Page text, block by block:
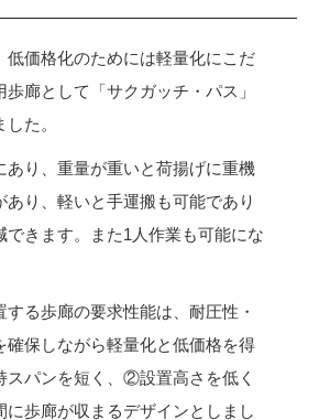
低価格化のためには軽量化にこだ
廊として「サクガッチ・パス」
た。
あり、重量が重いと荷揚げに重機
あり、軽いと手運搬も可能であり
できます。また1人作業も可能にな
る歩廊の要求性能は、耐圧性・
確保しながら軽量化と低価格を得
パンを短く、②設置高さを低く
に歩廊が収まるデザインとしまし